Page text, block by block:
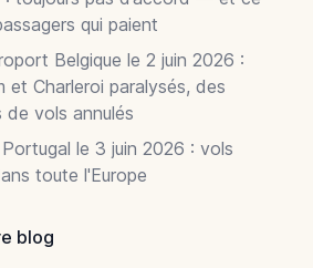
qui paient
Belgique le 2 juin 2026 :
et Charleroi paralysés, des
de vols annulés
le 3 juin 2026 : vols
toute l'Europe
blog